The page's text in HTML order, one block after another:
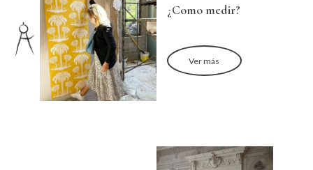
¿Como medir?
Ver más